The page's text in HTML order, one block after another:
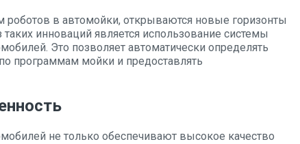
роботов в автомойки, открываются новые горизонты
инноваций является использование системы
Это позволяет автоматически определять
программам мойки и предоставлять
не только обеспечивают высокое качество